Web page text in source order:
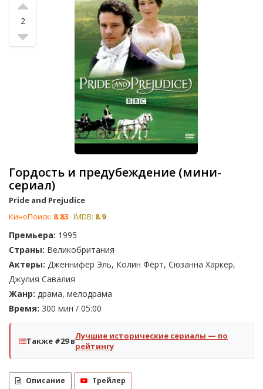
2
Гордость и предубеждение (мини-
сериал)
Pride and Prejudice
КиноПоиск: 8.83 IMDB: 8.9
Премьера: 1995
Страны: Великобритания
Актеры: Дженнифер Эль, Колин Фёрт, Сюзанна Харкер,
Джулия Савалия
Жанр: драма, мелодрама
Время: 300 мин / 05:00
Также #29 вЛучшие исторические сериалы — по
рейтингу
Описание Трейлер